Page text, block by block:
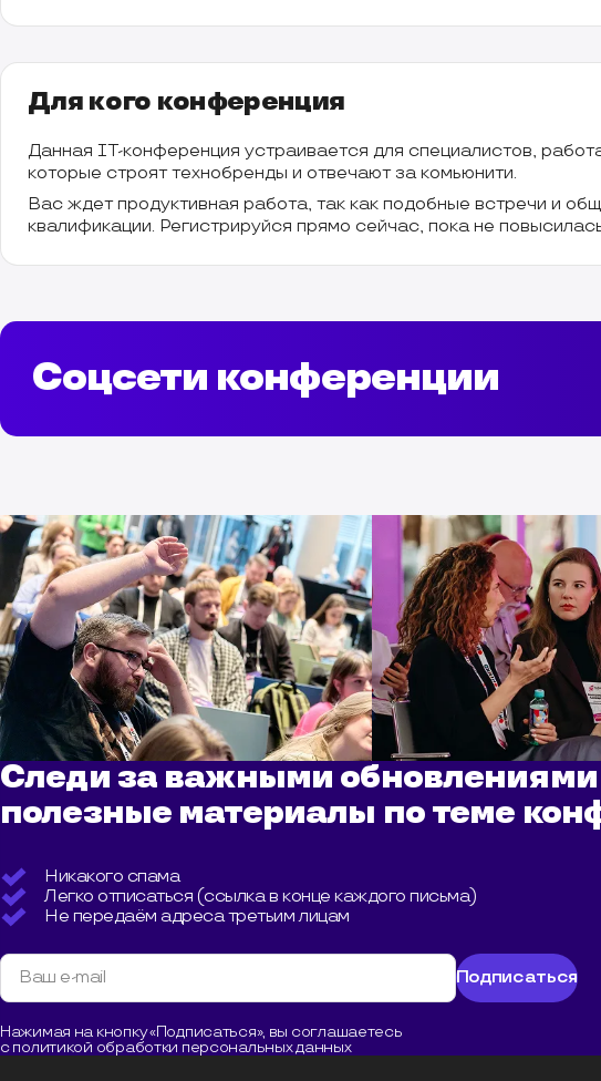
Для кого конференция
Данная IT-конференция устраивается для специалистов,
которые строят технобренды и отвечают за комьюнити.
Вас ждет продуктивная работа, так как подобные встречи и
квалификации. Регистрируйся прямо сейчас, пока не
Соцсети конференции
Следи за важными обновлениями
полезные материалы по теме
Никакого спама
Легко отписаться (ссылка в конце каждого письма)
Не передаём адреса третьим лицам
Подписаться
Нажимая на кнопку «Подписаться», вы соглашаетесь
с политикой обработки персональных данных